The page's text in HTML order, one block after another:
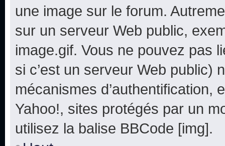
une image sur le forum.
sur un serveur Web public,
image.gif. Vous ne pouvez pas
si c’est un serveur Web public)
mécanismes d’authentification,
Yahoo!, sites protégés par un
utilisez la balise BBCode [img].